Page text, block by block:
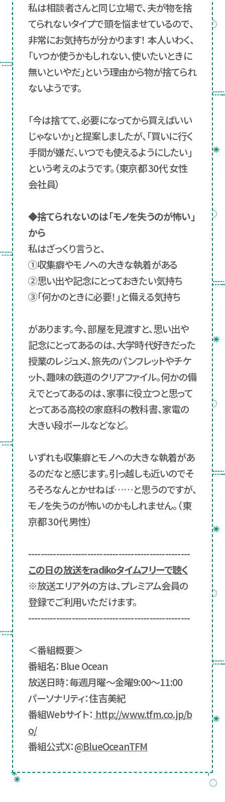
私は相談者さんと同じ立場で、夫が物を捨
てられないタイプで頭を悩ませているので、
非常にお気持ちが分かります！ 本人いわく、
「いつか使うかもしれない、使いたいときに
無いといやだ」という理由から物が捨てられ
ないようです。
「今は捨てて、必要になってから買えばいい
じゃないか」と提案しましたが、「買いに行く
手間が嫌だ、いつでも使えるようにしたい」
という考えのようです。（東京都 30代 女性
会社員）
◆捨てられないのは「モノを失うのが怖い」
から
私はざっくり言うと、
①収集癖やモノへの大きな執着がある
②思い出や記念にとっておきたい気持ち
③「何かのときに必要！」と備える気持ち
があります。今、部屋を見渡すと、思い出や
記念にとってあるのは、大学時代好きだった
授業のレジュメ、旅先のパンフレットやチケ
ット、趣味の鉄道のクリアファイル。何かの備
えでとってあるのは、家事に役立つと思って
とってある高校の家庭科の教科書、家電の
大きい段ボールなどなど。
いずれも収集癖とモノへの大きな執着があ
るのだなと感じます。引っ越しも近いのでそ
ろそろなんとかせねば……と思うのですが、
モノを失うのが怖いのかもしれません。（東
京都 30代 男性）
----------------------------------------------------
この日の放送をradikoタイムフリーで聴く
※放送エリア外の方は、プレミアム会員の
登録でご利用いただけます。
----------------------------------------------------
＜番組概要＞
番組名：Blue Ocean
放送日時：毎週月曜～金曜9:00～11:00
パーソナリティ：住吉美紀
番組Webサイト： http://www.tfm.co.jp/b
o/
番組公式X：@BlueOceanTFM